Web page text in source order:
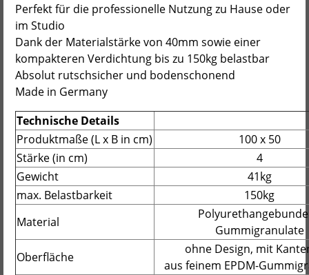
Perfekt für die professionelle Nutzung zu Hause oder
im Studio
Dank der Materialstärke von 40mm sowie einer
kompakteren Verdichtung bis zu 150kg belastbar
Absolut rutschsicher und bodenschonend
Made in Germany
Technische Details
Produktmaße (L x B in cm)
100 x 50
Stärke (in cm)
4
Gewicht
41kg
max. Belastbarkeit
150kg
Material
Gummigranulate
Oberfläche
ohne Design, mit
aus feinem EPDM-